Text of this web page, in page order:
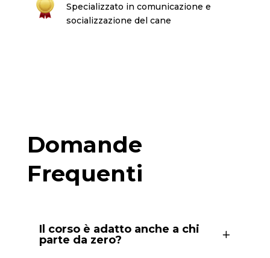
Specializzato in comunicazione e
socializzazione del cane
Domande
Frequenti
Il corso è adatto anche a chi
parte da zero?